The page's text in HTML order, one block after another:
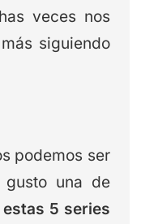
veces nos
siguiendo
podemos ser
una de
5 series